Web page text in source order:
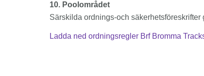
10. Poolområdet
Särskilda ordnings-och
Ladda ned ordningsregler Brf Bromma